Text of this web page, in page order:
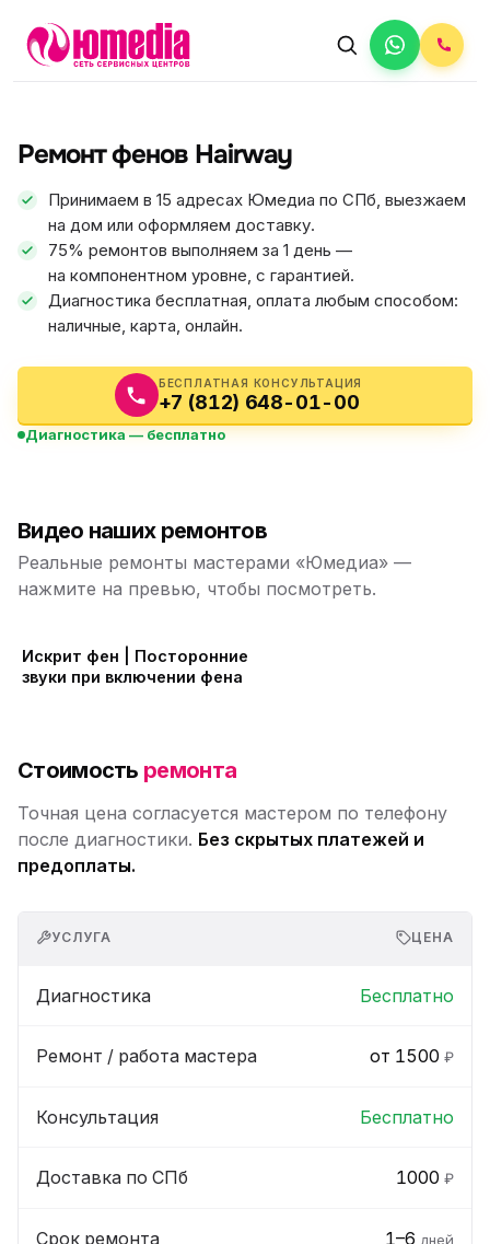
Ремонт фенов Hairway
Принимаем в 15 адресах Юмедиа по СПб, выезжаем
на дом или оформляем доставку.
75% ремонтов выполняем за 1 день —
на компонентном уровне, с гарантией.
Диагностика бесплатная, оплата любым способом:
наличные, карта, онлайн.
БЕСПЛАТНАЯ КОНСУЛЬТАЦИЯ
+7 (812) 648-01-00
Диагностика — бесплатно
ФИКС ЦЕНА
АВТОРИЗОВАННЫЙ СЕРВИС
Видео наших ремонтов
Реальные ремонты мастерами «Юмедиа» —
нажмите на превью, чтобы посмотреть.
Искрит фен | Посторонние
звуки при включении фена
Стоимость ремонта
Точная цена согласуется мастером по телефону
после диагностики. Без скрытых платежей и
предоплаты.
УСЛУГА ЦЕНА
Диагностика Бесплатно
Ремонт / работа мастера от 1500 ₽
Консультация Бесплатно
Доставка по СПб 1000 ₽
Срок ремонта 1–6 дней